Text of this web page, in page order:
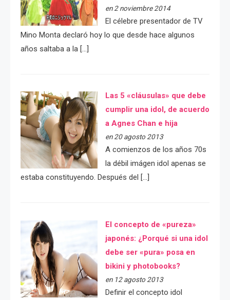
en 2 noviembre 2014
El célebre presentador de TV
Mino Monta declaró hoy lo que desde hace algunos
años saltaba a la […]
Las 5 «cláusulas» que debe
cumplir una idol, de acuerdo
a Agnes Chan e hija
en 20 agosto 2013
A comienzos de los años 70s
la débil imágen idol apenas se
estaba constituyendo. Después del […]
El concepto de «pureza»
japonés: ¿Porqué si una idol
debe ser «pura» posa en
bikini y photobooks?
en 12 agosto 2013
Definir el concepto idol